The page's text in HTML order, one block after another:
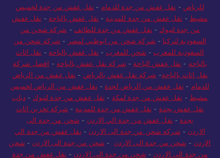
الرياض الى تركيا- شركة نقل عفش بجدة - نقل عفش من جدة
للرياض - نقل عفش من جدة للدمام - نقل عفش من جدة لخميس
مشيط -نقل عفش من جدة للمدينة-نقل عفش بالباحة - نقل عفش
من جدة لتبوك-نقل عفش من جدة للطائف
شركة شحن من
السعودية لتركيا
- شركة شحن من ابوظبي لمصر - شركة شحن من
السعودية للمغرب
- شحن للمغرب- نقل عفش بالباحة -نقل اثاث
بالباحة- نقل عفش الباحة- شركة نقل عفش بالباحة- افضل شركة
نقل اثاث بالباحة- شركة نقل عفش بالرياض-نقل عفش من الرياض
للدمام - نقل عفش من الرياض لجدة -نقل عفش من الرياض لخميس
مشيط- نقل عفش من جدة لمكة - نقل عفش من جدة لتبوك-دباب
نقل عفش بجدة - نقل عفش من جدة للمدينة - شركة تخزين اثاث
بجدة- نقل عفش من جدة الي الاردن -شحن من جدة الى
الاردن - شركة شحن من جدة الى الاردن - نقل عفش من جدة الي
الاردن-شحن من جدة الى الاردن- شحن من جدة الى الاردن - شحن